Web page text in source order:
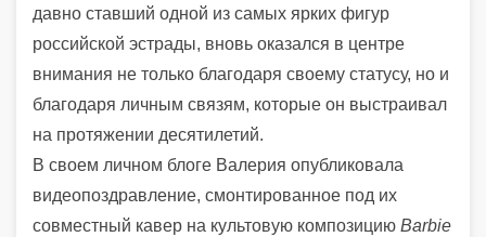
давно ставший одной из самых ярких фигур
российской эстрады, вновь оказался в центре
внимания не только благодаря своему статусу, но и
благодаря личным связям, которые он выстраивал
на протяжении десятилетий.
В своем личном блоге Валерия опубликовала
видеопоздравление, смонтированное под их
совместный кавер на культовую композицию Barbie